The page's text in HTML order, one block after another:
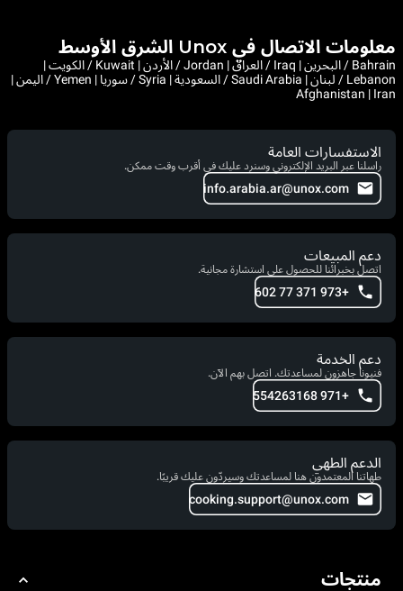
معلومات الاتصال في Unox الشرق الأوسط
Bahrain / البحرين | Iraq / العراق | Jordan / الأردن | Kuwait / الكويت |
Lebanon / لبنان | Saudi Arabia / السعودية | Syria / سوريا | Yemen / اليمن |
Afghanistan | Iran
الاستفسارات العامة
راسلنا عبر البريد الإلكتروني وسنرد عليك في أقرب وقت ممكن.
info.arabia.ar@unox.com
دعم المبيعات
اتصل بخبرائنا للحصول على استشارة مجانية.
+973 371 77 602
دعم الخدمة
فنيونا جاهزون لمساعدتك. اتصل بهم الآن.
+971 554263168
الدعم الطهي
طهاتنا المعتمدون هنا لمساعدتك وسيردّون عليك قريبًا.
cooking.support@unox.com
منتجات